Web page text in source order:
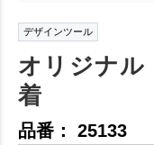
デザインツール
オリジナ
着
品番： 25133